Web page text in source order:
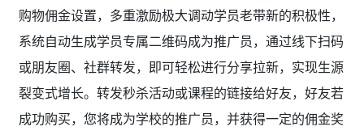
购物佣金设置，多重激励极大调动学员老带新的积极性，
系统自动生成学员专属二维码成为推广员，通过线下扫码
或朋友圈、社群转发，即可轻松进行分享拉新，实现生源
裂变式增长。转发秒杀活动或课程的链接给好友，好友若
成功购买，您将成为学校的推广员，并获得一定的佣金奖